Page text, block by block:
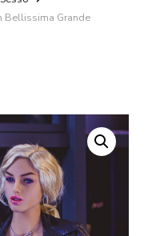
Bellissima Grande